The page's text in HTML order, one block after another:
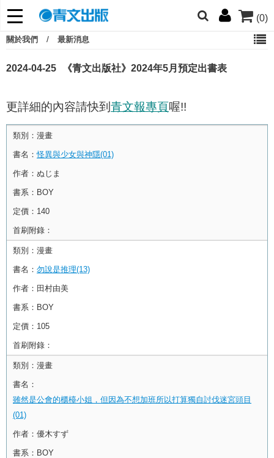
(0)
哆啦 柯南 寶可夢迷宮飯我推
，提高警覺！
關於我們 / 最新消息
2024-04-25 《青文出版社》2024年5月預定出書表
更詳細的內容請快到 青文報專頁喔!!
類別： 漫畫
書名：怪異與少女與神隱(01)
作者： ぬじま
書系： BOY
定價： 140
首刷附錄：
類別： 漫畫
書名： 勿說是推理(13)
作者： 田村由美
書系： BOY
定價： 105
首刷附錄：
類別： 漫畫
書名：
雖然是公會的櫃檯小姐，但因為不想加班所以打算獨自討伐迷宮頭目
(01)
作者： 優木すず
書系： BOY